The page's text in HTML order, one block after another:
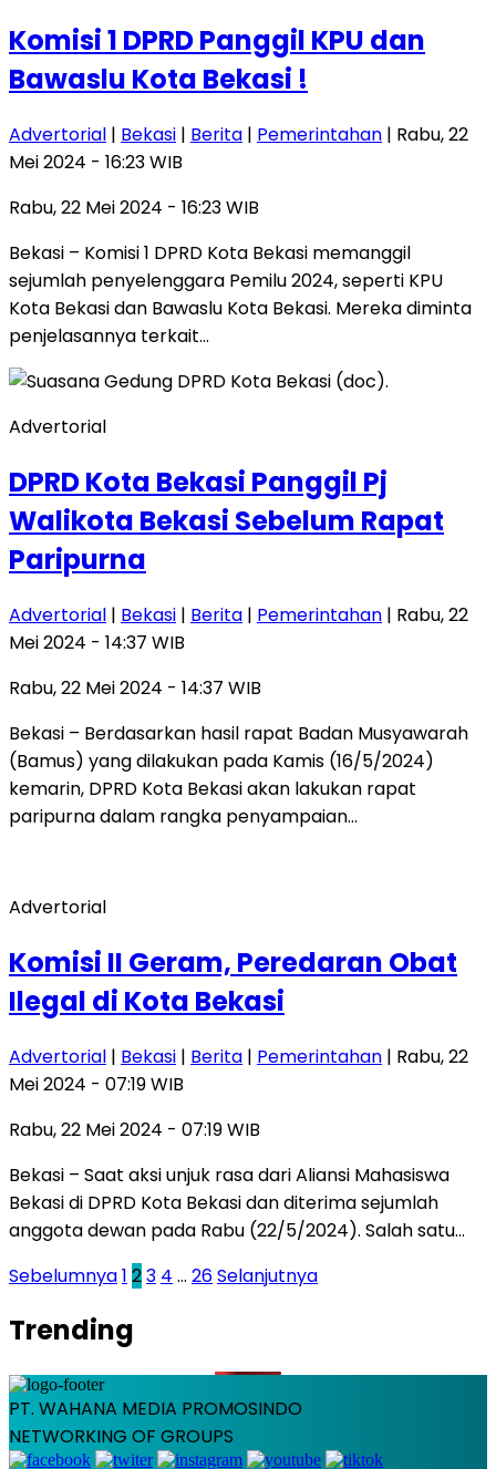
Komisi 1 DPRD Panggil KPU dan
Bawaslu Kota Bekasi !
Advertorial | Bekasi | Berita | Pemerintahan | Rabu, 22
Mei 2024 - 16:23 WIB
Rabu, 22 Mei 2024 - 16:23 WIB
Bekasi – Komisi 1 DPRD Kota Bekasi memanggil
sejumlah penyelenggara Pemilu 2024, seperti KPU
Kota Bekasi dan Bawaslu Kota Bekasi. Mereka diminta
penjelasannya terkait…
Advertorial
DPRD Kota Bekasi Panggil Pj
Walikota Bekasi Sebelum Rapat
Paripurna
Advertorial | Bekasi | Berita | Pemerintahan | Rabu, 22
Mei 2024 - 14:37 WIB
Rabu, 22 Mei 2024 - 14:37 WIB
Bekasi – Berdasarkan hasil rapat Badan Musyawarah
(Bamus) yang dilakukan pada Kamis (16/5/2024)
kemarin, DPRD Kota Bekasi akan lakukan rapat
paripurna dalam rangka penyampaian…
Advertorial
Komisi II Geram, Peredaran Obat
Ilegal di Kota Bekasi
Advertorial | Bekasi | Berita | Pemerintahan | Rabu, 22
Mei 2024 - 07:19 WIB
Rabu, 22 Mei 2024 - 07:19 WIB
Bekasi – Saat aksi unjuk rasa dari Aliansi Mahasiswa
Bekasi di DPRD Kota Bekasi dan diterima sejumlah
anggota dewan pada Rabu (22/5/2024). Salah satu…
Paginasi
Sebelumnya1 23 4 … 26Selanjutnya
Trending
PT. WAHANA MEDIA PROMOSINDO
NETWORKING OF GROUPS